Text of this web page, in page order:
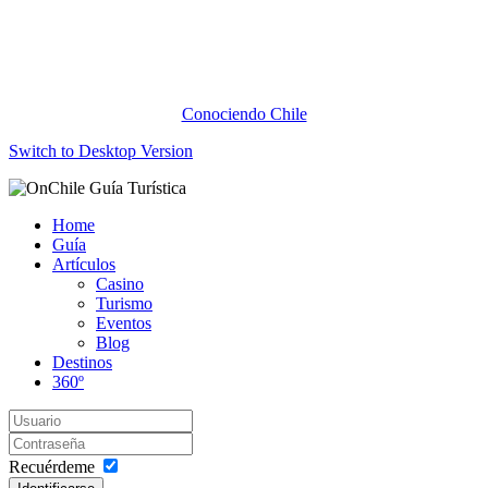
Conociendo Chile
Switch to Desktop Version
Home
Guía
Artículos
Casino
Turismo
Eventos
Blog
Destinos
360º
Recuérdeme